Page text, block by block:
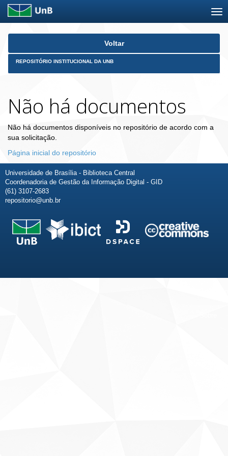
Skip
Voltar
REPOSITÓRIO INSTITUCIONAL DA UNB
Não há documentos
Não há documentos disponíveis no repositório de acordo com a
sua solicitação.
Página inicial do repositório
Universidade de Brasília - Biblioteca Central
Coordenadoria de Gestão da Informação Digital - GID
(61) 3107-2683
repositorio@unb.br